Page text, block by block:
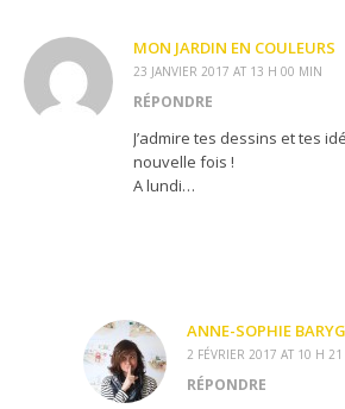
MON JARDIN EN COULEURS
23 JANVIER 2017 AT 13 H 00 MIN
RÉPONDRE
J’admire tes dessins et tes
nouvelle fois !
A lundi…
ANNE-SOPHIE
2 FÉVRIER 2017 AT 10 H
RÉPONDRE